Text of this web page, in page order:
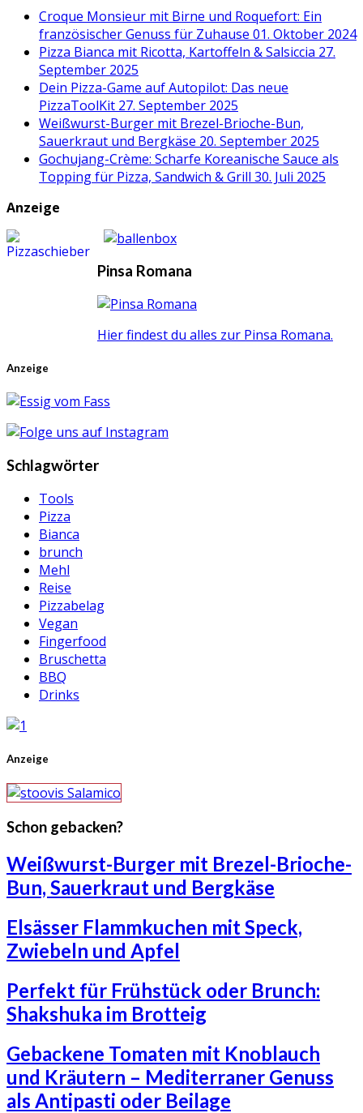
Croque Monsieur mit Birne und Roquefort: Ein
französischer Genuss für Zuhause 01. Oktober 2024
Pizza Bianca mit Ricotta, Kartoffeln & Salsiccia 27.
September 2025
Dein Pizza-Game auf Autopilot: Das neue
PizzaToolKit 27. September 2025
Weißwurst-Burger mit Brezel-Brioche-Bun,
Sauerkraut und Bergkäse 20. September 2025
Gochujang-Crème: Scharfe Koreanische Sauce als
Topping für Pizza, Sandwich & Grill 30. Juli 2025
Anzeige
Pinsa Romana
Hier findest du alles zur Pinsa Romana.
Anzeige
Schlagwörter
Tools
Pizza
Bianca
brunch
Mehl
Reise
Pizzabelag
Vegan
Fingerfood
Bruschetta
BBQ
Drinks
Anzeige
Schon gebacken?
Weißwurst-Burger mit Brezel-Brioche-
Bun, Sauerkraut und Bergkäse
Elsässer Flammkuchen mit Speck,
Zwiebeln und Apfel
Perfekt für Frühstück oder Brunch:
Shakshuka im Brotteig
Gebackene Tomaten mit Knoblauch
und Kräutern – Mediterraner Genuss
als Antipasti oder Beilage